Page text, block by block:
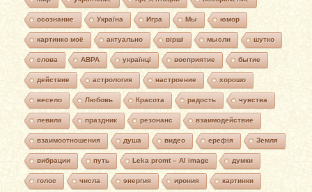
осознание Україна Игра Мы юмор
картинко моё актуально вірші мысли шутко
слова АВРА українці восприятие бытие
действие астрология настроение хорошо
весело Любовь Красота радость чувства
левила праздник резонанс взаимодействие
взаимоотношения душа видео ерефія Земля
вибрации путь Leka promt – AI image думки
голос числа энергия ирония картинки